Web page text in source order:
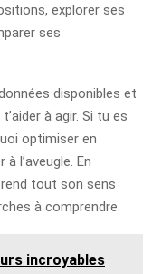
explorer ses
ses
disponibles et
à agir. Si tu es
optimiser en
l’aveugle. En
tout son sens
à comprendre.
incroyables